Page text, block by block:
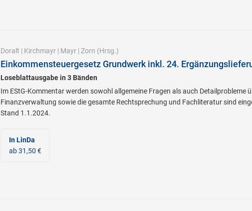
Doralt | Kirchmayr| Mayr| Zorn (Hrsg.)
Einkommensteuergesetz Grundwerk inkl. 24.
Loseblattausgabe in 3 Bänden
Im EStG-Kommentar werden sowohl allgemeine Fragen als auch Detailprobleme
Finanzverwaltung sowie die gesamte Rechtsprechung und Fachliteratur sind
Stand 1.1.2024.
In LinDa
ab 31,50 €